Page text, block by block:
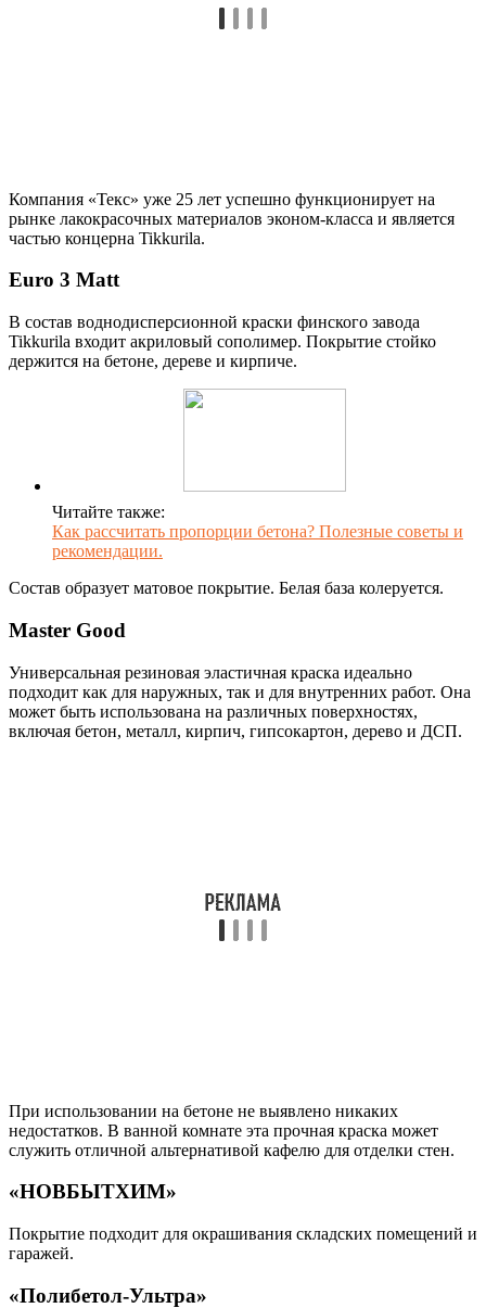
Компания «Текс» уже 25 лет успешно функционирует на
рынке лакокрасочных материалов эконом-класса и является
частью концерна Tikkurila.
Euro 3 Matt
В состав воднодисперсионной краски финского завода
Tikkurila входит акриловый сополимер. Покрытие стойко
держится на бетоне, дереве и кирпиче.
Читайте также:
Как рассчитать пропорции бетона? Полезные советы и
рекомендации.
Состав образует матовое покрытие. Белая база колеруется.
Master Good
Универсальная резиновая эластичная краска идеально
подходит как для наружных, так и для внутренних работ. Она
может быть использована на различных поверхностях,
включая бетон, металл, кирпич, гипсокартон, дерево и ДСП.
При использовании на бетоне не выявлено никаких
недостатков. В ванной комнате эта прочная краска может
служить отличной альтернативой кафелю для отделки стен.
«НОВБЫТХИМ»
Покрытие подходит для окрашивания складских помещений и
гаражей.
«Полибетол-Ультра»